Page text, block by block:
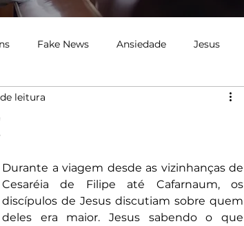
Fake News Ansiedade Jesus
Salmista
leitura
Durante a viagem desde as vizinhanças de
Cesaréia de Filipe até Cafarnaum, os
discípulos de Jesus discutiam sobre quem
deles era maior. Jesus sabendo o que